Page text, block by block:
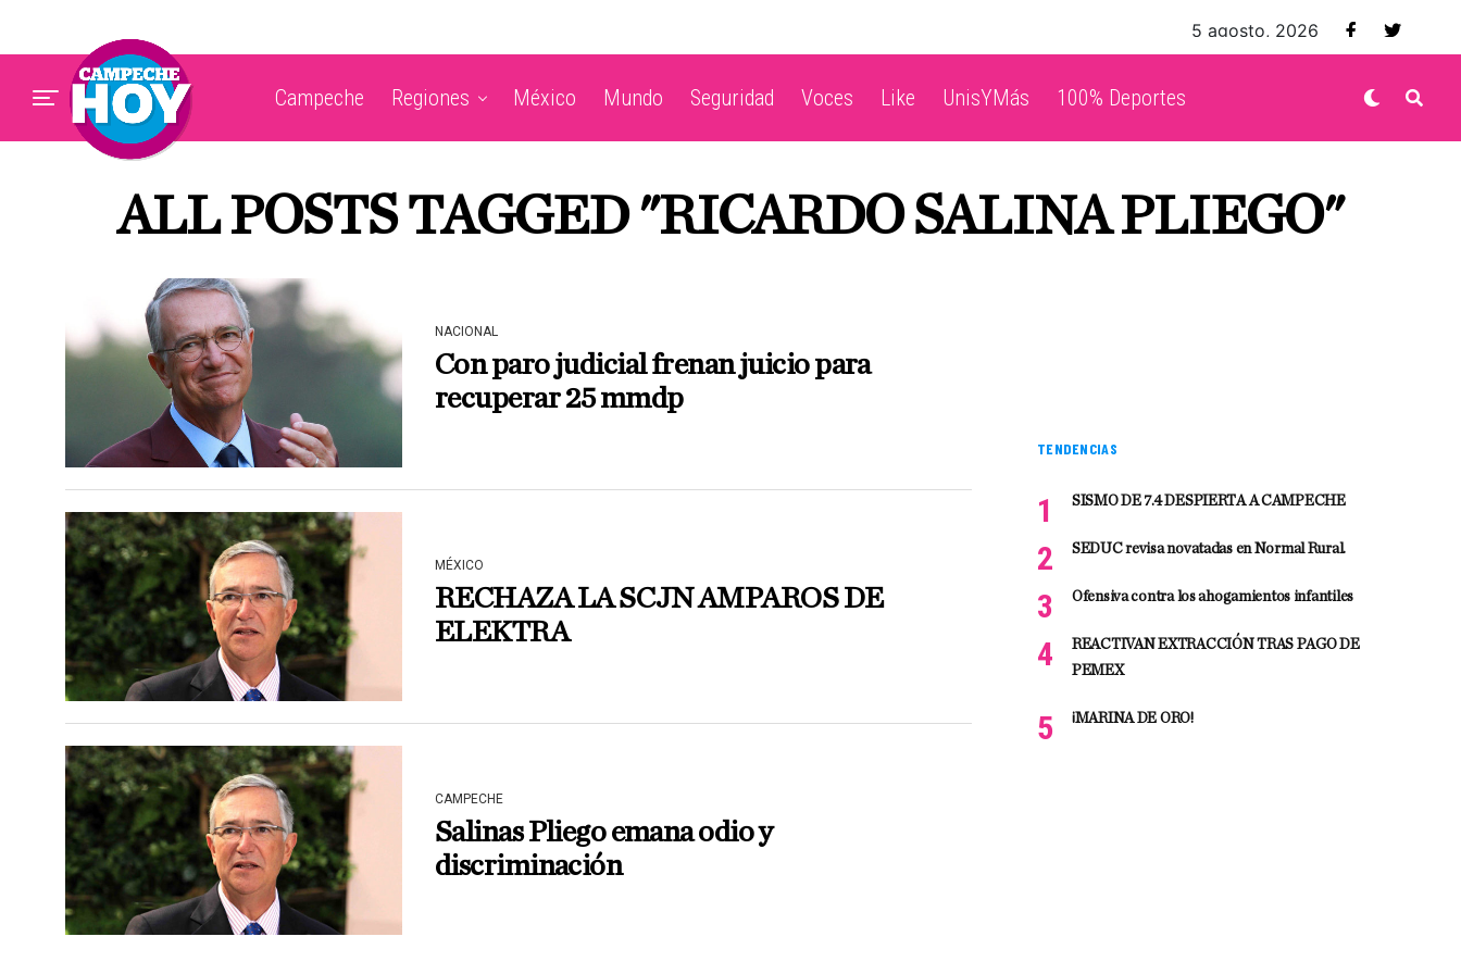
5 agosto, 2026
Campeche Regiones México Mundo Seguridad Voces Like UnisYMás 100% Deportes
ALL POSTS TAGGED "RICARDO SALINA PLIEGO"
NACIONAL
Con paro judicial frenan juicio para
recuperar 25 mmdp
MÉXICO
RECHAZA LA SCJN AMPAROS DE
ELEKTRA
CAMPECHE
Salinas Pliego emana odio y
discriminación
TENDENCIAS
SISMO DE 7.4 DESPIERTA A CAMPECHE
SEDUC revisa novatadas en Normal Rural.
Ofensiva contra los ahogamientos infantiles
REACTIVAN EXTRACCIÓN TRAS PAGO DE
PEMEX
¡MARINA DE ORO!